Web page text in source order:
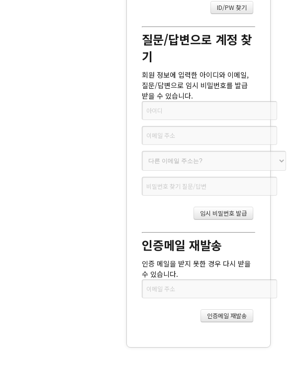
질문/답변으로 계정 찾
기
회원 정보에 입력한 아이디와 이메일,
질문/답변으로 임시 비밀번호를 발급
받을 수 있습니다.
인증메일 재발송
인증 메일을 받지 못한 경우 다시 받을
수 있습니다.